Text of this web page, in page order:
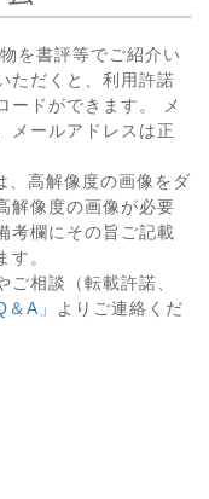
を書評等でご紹介い
ただくと、利用許諾
ードができます。 メ
メールアドレスは正
高解像度の画像をダ
解像度の画像が必要
考欄にその旨ご記載
。
相談（転載許諾、
A」
よりご連絡くだ